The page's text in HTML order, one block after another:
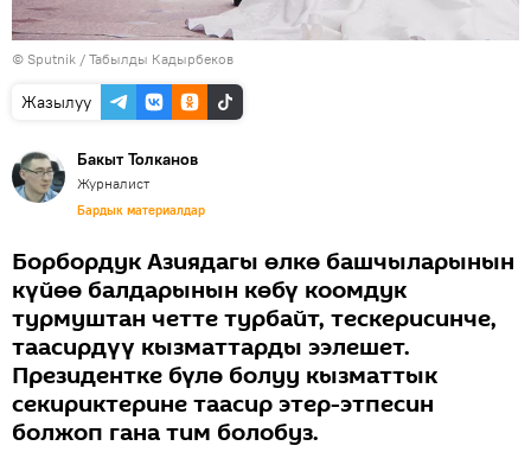
© Sputnik / Табылды Кадырбеков
Жазылуу
Бакыт Толканов
Журналист
Бардык материалдар
Борбордук Азиядагы өлкө башчыларынын
күйөө балдарынын көбү коомдук
турмуштан четте турбайт, тескерисинче,
таасирдүү кызматтарды ээлешет.
Президентке бүлө болуу кызматтык
секириктерине таасир этер-этпесин
болжоп гана тим болобуз.